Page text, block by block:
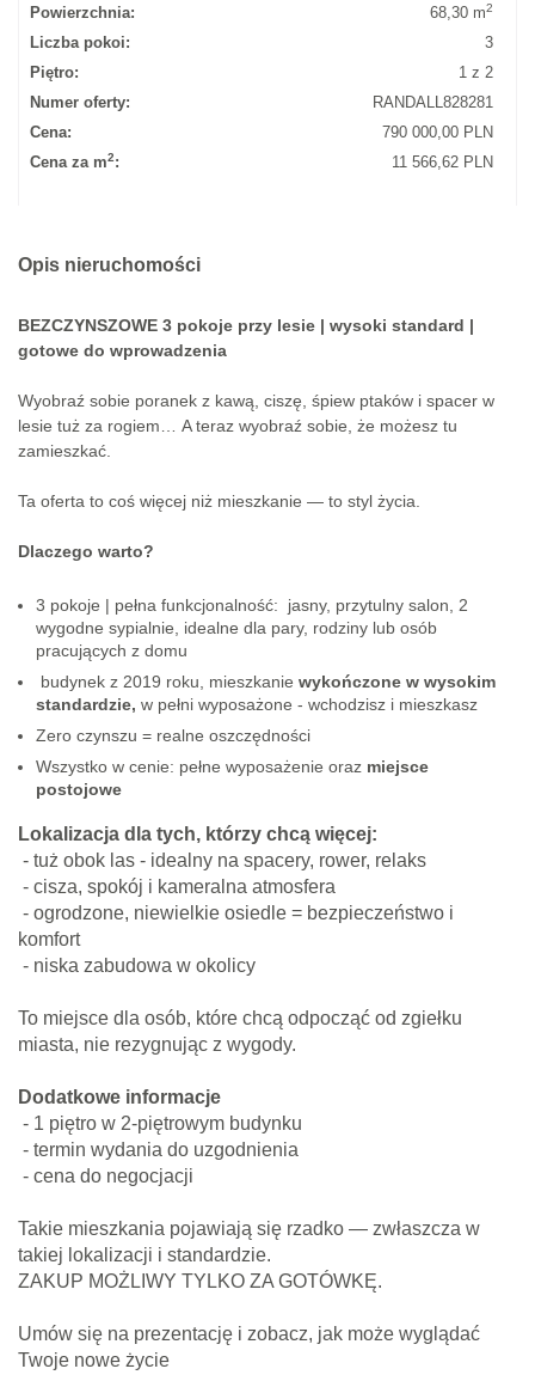
Powierzchnia:
68,30 m2
Liczba pokoi:
3
Piętro:
1 z 2
Numer oferty:
RANDALL828281
Cena:
790 000,00 PLN
Cena za m2: 11 566,62 PLN
Opis nieruchomości
BEZCZYNSZOWE 3 pokoje przy lesie | wysoki standard |
gotowe do wprowadzenia
Wyobraź sobie poranek z kawą, ciszę, śpiew ptaków i spacer w
lesie tuż za rogiem… A teraz wyobraź sobie, że możesz tu
zamieszkać.
Ta oferta to coś więcej niż mieszkanie — to styl życia.
Dlaczego warto?
3 pokoje | pełna funkcjonalność: jasny, przytulny salon, 2
wygodne sypialnie, idealne dla pary, rodziny lub osób
pracujących z domu
budynek z 2019 roku, mieszkanie wykończone w wysokim
standardzie, w pełni wyposażone - wchodzisz i mieszkasz
Zero czynszu = realne oszczędności
Wszystko w cenie: pełne wyposażenie oraz miejsce
postojowe
Lokalizacja dla tych, którzy chcą więcej:
- tuż obok las - idealny na spacery, rower, relaks
- cisza, spokój i kameralna atmosfera
- ogrodzone, niewielkie osiedle = bezpieczeństwo i
komfort
- niska zabudowa w okolicy
To miejsce dla osób, które chcą odpocząć od zgiełku
miasta, nie rezygnując z wygody.
Dodatkowe informacje
- 1 piętro w 2-piętrowym budynku
- termin wydania do uzgodnienia
- cena do negocjacji
Takie mieszkania pojawiają się rzadko — zwłaszcza w
takiej lokalizacji i standardzie.
ZAKUP MOŻLIWY TYLKO ZA GOTÓWKĘ.
Umów się na prezentację i zobacz, jak może wyglądać
Twoje nowe życie